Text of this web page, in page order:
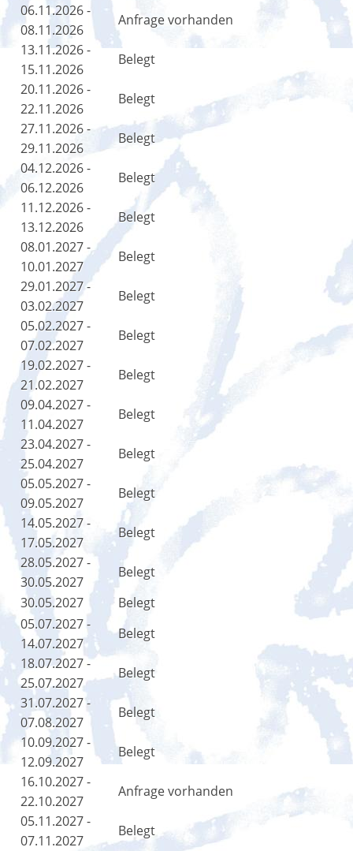
06.11.2026 -
08.11.2026
Anfrage vorhanden
13.11.2026 -
15.11.2026
Belegt
20.11.2026 -
22.11.2026
Belegt
27.11.2026 -
29.11.2026
Belegt
04.12.2026 -
06.12.2026
Belegt
11.12.2026 -
13.12.2026
Belegt
08.01.2027 -
10.01.2027
Belegt
29.01.2027 -
03.02.2027
Belegt
05.02.2027 -
07.02.2027
Belegt
19.02.2027 -
21.02.2027
Belegt
09.04.2027 -
11.04.2027
Belegt
23.04.2027 -
25.04.2027
Belegt
05.05.2027 -
09.05.2027
Belegt
14.05.2027 -
17.05.2027
Belegt
28.05.2027 -
30.05.2027
Belegt
30.05.2027
Belegt
05.07.2027 -
14.07.2027
Belegt
18.07.2027 -
25.07.2027
Belegt
31.07.2027 -
07.08.2027
Belegt
10.09.2027 -
12.09.2027
Belegt
16.10.2027 -
22.10.2027
Anfrage vorhanden
05.11.2027 -
07.11.2027
Belegt